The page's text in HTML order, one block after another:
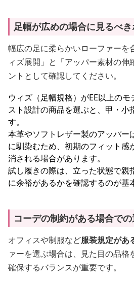
足幅が広めの場合に見るべき
幅広の足に柔らかいローファー
ィズ展開」と「アッパー素材の
ントとして確認してください。
ウィズ（足幅規格）がEE以上の
スト設計の商品を選ぶと、甲・小
す。
本革やソフトレザー製のアッパー
に馴染むため、初期のフィット感
消される場合があります。
試し履きの際は、立った状態で親
に余裕があるかを確認するのが基
コーデの制約がある場合で
オフィスや制服など服装規定があ
ァーを選ぶ場合は、見た目の品格
確保するバランスが重要です。